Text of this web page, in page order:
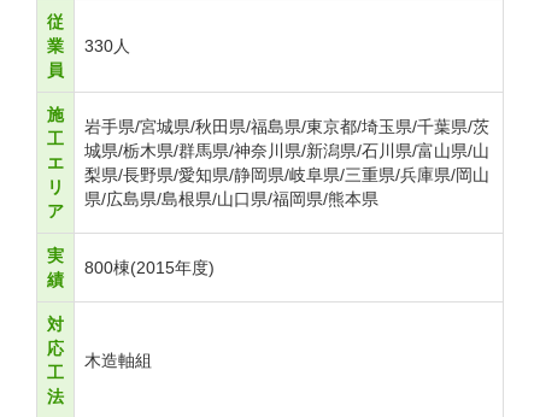
従
業
員
330人
施
工
エ
リ
ア
岩手県/宮城県/秋田県/福島県/東京都/埼玉県/千葉県/茨
城県/栃木県/群馬県/神奈川県/新潟県/石川県/富山県/山
梨県/長野県/愛知県/静岡県/岐阜県/三重県/兵庫県/岡山
県/広島県/島根県/山口県/福岡県/熊本県
実
績
800棟(2015年度)
対
応
工
法
木造軸組